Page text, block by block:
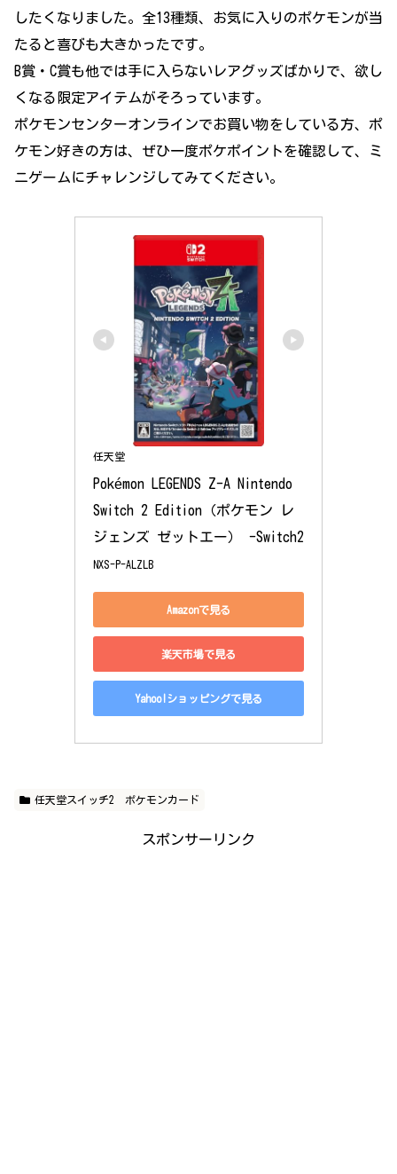
したくなりました。全13種類、お気に入りのポケモンが当
たると喜びも大きかったです。
B賞・C賞も他では手に入らないレアグッズばかりで、欲し
くなる限定アイテムがそろっています。
ポケモンセンターオンラインでお買い物をしている方、ポ
ケモン好きの方は、ぜひ一度ポケポイントを確認して、ミ
ニゲームにチャレンジしてみてください。
任天堂
Pokémon LEGENDS Z-A Nintendo
Switch 2 Edition（ポケモン レ
ジェンズ ゼットエー） -Switch2
NXS-P-ALZLB
Amazonで見る
楽天市場で見る
Yahoo!ショッピングで見る
任天堂スイッチ2 ポケモンカード
スポンサーリンク